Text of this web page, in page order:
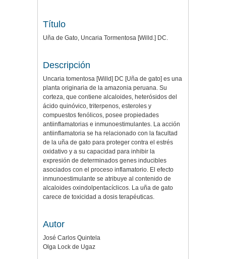
Título
Uña de Gato, Uncaria Tormentosa [Willd.] DC.
Descripción
Uncaria tomentosa [Willd] DC [Uña de gato] es una
planta originaria de la amazonia peruana. Su
corteza, que contiene alcaloides, heterósidos del
ácido quinóvico, triterpenos, esteroles y
compuestos fenólicos, posee propiedades
antiinflamatorias e inmunoestimulantes. La acción
antiinflamatoria se ha relacionado con la facultad
de la uña de gato para proteger contra el estrés
oxidativo y a su capacidad para inhibir la
expresión de determinados genes inducibles
asociados con el proceso inflamatorio. El efecto
inmunoestimulante se atribuye al contenido de
alcaloides oxindolpentacíclicos. La uña de gato
carece de toxicidad a dosis terapéuticas.
Autor
José Carlos Quintela
Olga Lock de Ugaz